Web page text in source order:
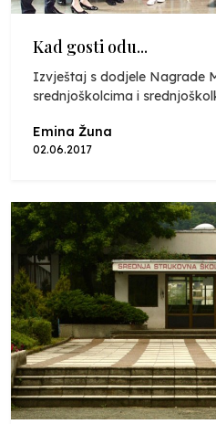
Kad gosti odu...
Izvještaj s dodjele Nagrade
srednjoškolcima i
Emina Žuna
02.06.2017